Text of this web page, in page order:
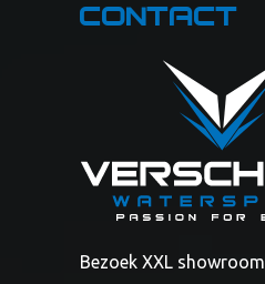
Contact
Bezoek XXL showroom